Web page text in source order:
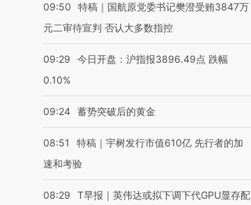
09:50
特稿｜国航原党委书记樊澄受贿3847万
元二审待宣判 否认大多数指控
09:29
今日开盘：沪指报3896.49点 跌幅
0.10%
09:24 蓄势突破后的黄金
08:51
特稿｜宇树发行市值610亿 先行者的加
速和考验
08:29
T早报｜英伟达或拟下调下代GPU显存配